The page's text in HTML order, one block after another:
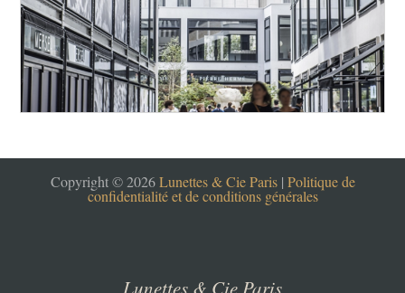
Copyright © 2026Lunettes & Cie Paris | Politique de
confidentialité et de conditions générales
Lunettes & Cie Paris